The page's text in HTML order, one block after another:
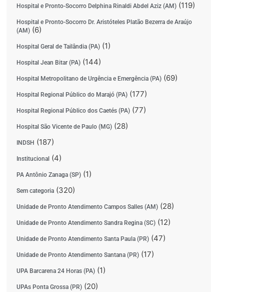
Hospital e Pronto-Socorro Delphina Rinaldi Abdel Aziz (AM)(119)
Hospital e Pronto-Socorro Dr. Aristóteles Platão Bezerra de Araújo
(AM)(6)
Hospital Geral de Tailândia (PA)(1)
Hospital Jean Bitar (PA)(144)
Hospital Metropolitano de Urgência e Emergência (PA)(69)
Hospital Regional Público do Marajó (PA)(177)
Hospital Regional Público dos Caetés (PA)(77)
Hospital São Vicente de Paulo (MG)(28)
INDSH (187)
Institucional(4)
PA Antônio Zanaga (SP)(1)
Sem categoria(320)
Unidade de Pronto Atendimento Campos Salles (AM)(28)
Unidade de Pronto Atendimento Sandra Regina (SC)(12)
Unidade de Pronto Atendimento Santa Paula (PR)(47)
Unidade de Pronto Atendimento Santana (PR)(17)
UPA Barcarena 24 Horas (PA)(1)
UPAs Ponta Grossa (PR)(20)